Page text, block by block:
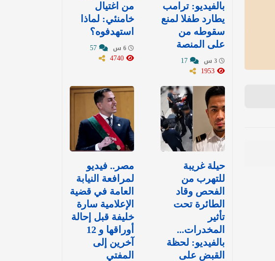
بالفيديو: ترامب
يطارد طفلا لمنع
سقوطه من
على المنصة
من اغتيال
خامنئي: لماذا
استهدفوه؟
حيلة غريبة
للتهرب من
الفحص وقاد
الطائرة تحت
تأثير
المخدرات...
بالفيديو: لحظة
القبض على
مصر.. فيديو
لمرافعة النيابة
العامة في قضية
الإعلامية سارة
خليفة قبل إحالة
أوراقها و 12
آخرين إلى
المفتي